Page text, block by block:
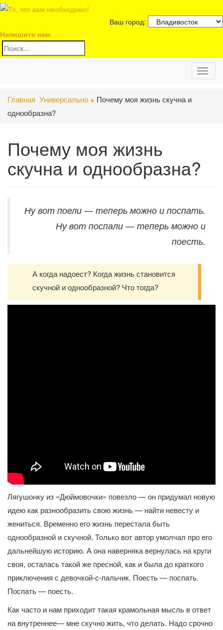
Ваш город:
Напишите нам
Главная Универсально
Почему моя жизнь скучна и
однообразна?
Почему моя жизнь
скучна и однообразна?
Ну вот поели — теперь можно и поспать.
Ну вот поспали — теперь можно и
поесть.
А когда надоест? Когда жизнь становится
скучной и однообразной? Что тогда?
Лягушонку из «Дюймовочки» повезло — он придумал новую
идею как разнообразить свою жизнь — найти невесту и
жениться. Временно его жизнь перестала быть
однообразной и скучной. Только вот автор умолчал про его
дальнейшую историю. А она наверняка вернулась на круги
своя, осталась такой же пресной, как и была до краткого
приключения с девочкой-с-пальчик. Поесть — поспать.
Поспать — поесть.
Как часто и нам приходит такая крамольная мысль в ответ
на внутреннее— мне скучно жить, что делать. Надо срочно